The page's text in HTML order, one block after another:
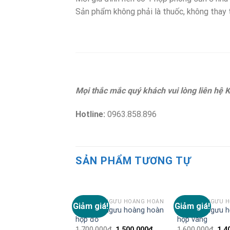
Sản phẩm không phải là thuốc, không thay
Mọi thắc mắc quý khách vui lòng liên hệ
Hotline: 0963.858.896
SẢN PHẨM TƯƠNG TỰ
Giảm giá!
Add to
Wishlist
AN CUNG NGƯU HOÀNG HOÀN
An cung ngưu hoàng hoàn
hộp đỏ
Giảm giá!
AN CUNG NGƯU
An cung ngưu
hộp vàng